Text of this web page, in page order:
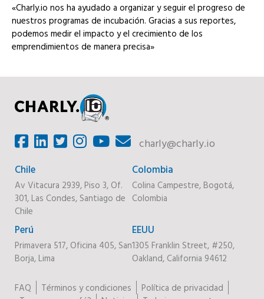
«Charly.io nos ha ayudado a organizar y seguir el progreso de
nuestros programas de incubación. Gracias a sus reportes,
podemos medir el impacto y el crecimiento de los
emprendimientos de manera precisa»
charly@charly.io
Chile
Av Vitacura 2939, Piso 3, Of.
301, Las Condes, Santiago de
Chile
Colombia
Colina Campestre, Bogotá,
Colombia
Perú
Primavera 517, Oficina 405, San
Borja, Lima
EEUU
1305 Franklin Street, #250,
Oakland, California 94612
FAQ Términos y condiciones
Política de privacidad